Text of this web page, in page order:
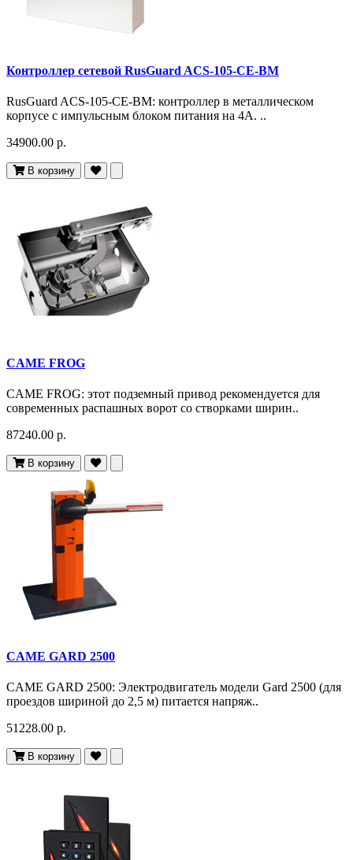
Контроллер сетевой RusGuard ACS-105-CE-BM
RusGuard ACS-105-CE-BM: контроллер в металлическом
корпусе с импульсным блоком питания на 4А. ..
34900.00 р.
В корзину
CAME FROG
CAME FROG: этот подземный привод рекомендуется для
современных распашных ворот со створками ширин..
87240.00 р.
В корзину
CAME GARD 2500
CAME GARD 2500: Электродвигатель модели Gard 2500 (для
проездов шириной до 2,5 м) питается напряж..
51228.00 р.
В корзину